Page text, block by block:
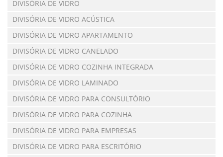
DIVISÓRIA DE VIDRO
DIVISÓRIA DE VIDRO ACÚSTICA
DIVISÓRIA DE VIDRO APARTAMENTO
DIVISÓRIA DE VIDRO CANELADO
DIVISÓRIA DE VIDRO COZINHA INTEGRADA
DIVISÓRIA DE VIDRO LAMINADO
DIVISÓRIA DE VIDRO PARA CONSULTÓRIO
DIVISÓRIA DE VIDRO PARA COZINHA
DIVISÓRIA DE VIDRO PARA EMPRESAS
DIVISÓRIA DE VIDRO PARA ESCRITÓRIO